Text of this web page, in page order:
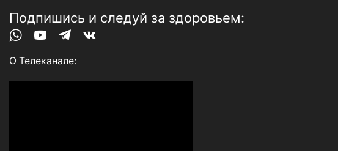
Подпишись и следуй за здоровьем:
Whatsapp
YoutubeTelegram
О Телеканале: